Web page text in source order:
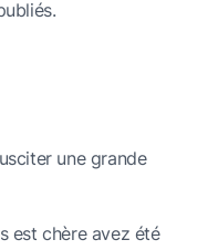
une grande
est chère avez été